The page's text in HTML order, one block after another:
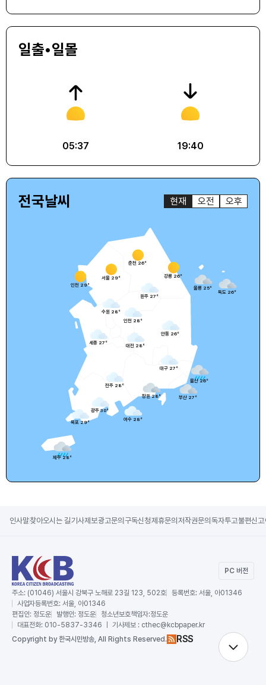
일출•일몰
05:37 19:40
전국날씨 현재 오전 오후
춘천26°
강릉 26°
울릉 25°
독도 26°
원주 27 °
서울 29°
수원 28°
전주 28°
세종 27 °
광주30°
목포 29°
제주28°
여수 28°
창원28° 부산 27 °
울산26°
대구 27 °
안동 26°
대전 28°
인천 28°
인천 29°
인사말찾아오시는 길기사제보광고문의 구독신청제휴문의 저작권문의 독자투고불편신고
PC 버전
주소: (01046) 서울시 강북구 노해로 23길 123, 502호 등록번호: 서울, 아01346
사업자등록번호: 서울, 아01346
편집인: 정도운 발행인: 정도운 청소년보호책임자:정도운
대표전화: 010-5837-3346 ｜ 기사제보 : cthec@kcbpaper.kr
Copyright by 한국시민방송, All Rights Reserved. RSS